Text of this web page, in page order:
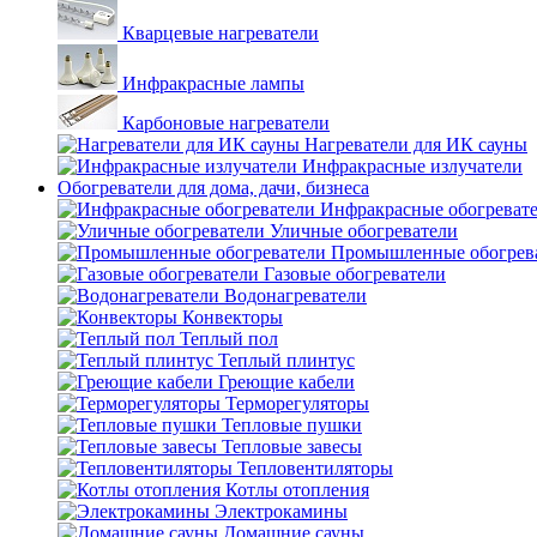
Кварцевые нагреватели
Инфракрасные лампы
Карбоновые нагреватели
Нагреватели для ИК сауны
Инфракрасные излучатели
Обогреватели для дома, дачи, бизнеса
Инфракрасные
Уличные обогреватели
Промышленные
Газовые обогреватели
Водонагреватели
Конвекторы
Теплый пол
Теплый плинтус
Греющие кабели
Терморегуляторы
Тепловые пушки
Тепловые завесы
Тепловентиляторы
Котлы отопления
Электрокамины
Домашние сауны